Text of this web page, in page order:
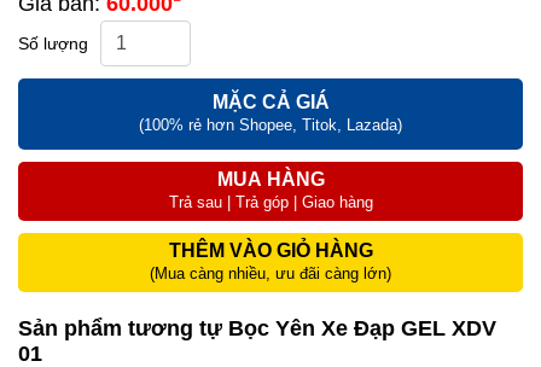
Số lượng
MẶC CẢ GIÁ
(100% rẻ hơn Shopee, Titok, Lazada)
MUA HÀNG
Trả sau | Trả góp | Giao hàng
THÊM VÀO GIỎ HÀNG
(Mua càng nhiều, ưu đãi càng lớn)
Sản phẩm tương tự Bọc Yên Xe Đạp GEL XDV
01